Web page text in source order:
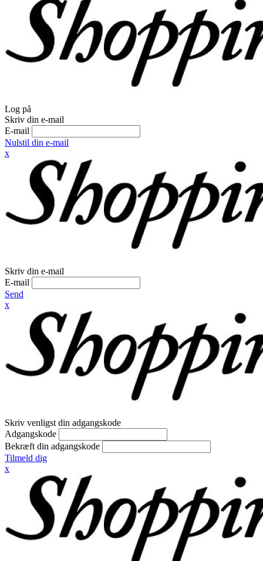
Log på
Skriv din e-mail
E-mail
Nulstil din e-mail
x
Skriv din e-mail
E-mail
Send
x
Skriv venligst din adgangskode
Adgangskode
Bekræft din adgangskode
Tilmeld dig
x